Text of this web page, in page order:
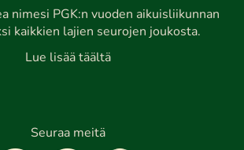
nimesi PGK:n vuoden aikuisliikunnan
kaikkien lajien seurojen joukosta.
Lue lisää täältä
Seuraa meitä